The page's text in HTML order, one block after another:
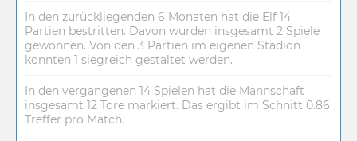
In den zurückliegenden 6 Monaten hat die Elf 14
Partien bestritten. Davon wurden insgesamt 2 Spiele
gewonnen. Von den 3 Partien im eigenen Stadion
konnten 1 siegreich gestaltet werden.
In den vergangenen 14 Spielen hat die Mannschaft
insgesamt 12 Tore markiert. Das ergibt im Schnitt 0.86
Treffer pro Match.